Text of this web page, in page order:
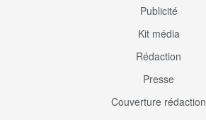
Publicité
Kit média
Rédaction
Presse
Couverture rédaction